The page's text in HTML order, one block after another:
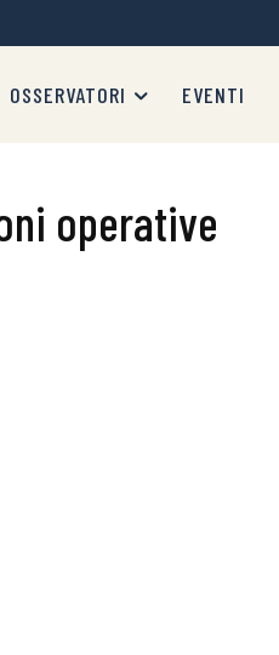
OSSERVATORI EVENTI
operative